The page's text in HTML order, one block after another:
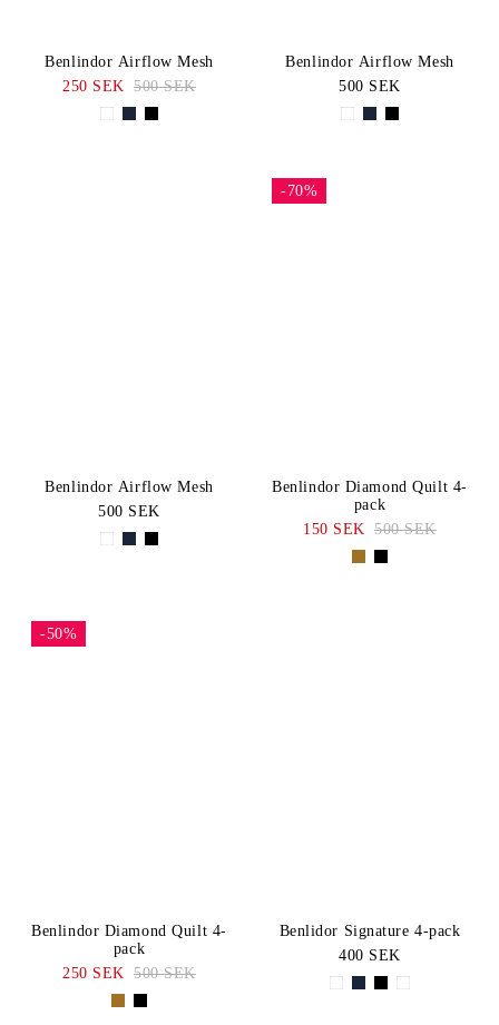
Benlindor Airflow Mesh
250 SEK 500 SEK
Benlindor Airflow Mesh
500 SEK
Benlindor Airflow Mesh
500 SEK
-70%
Benlindor Diamond Quilt 4-
pack
150 SEK 500 SEK
-50%
Benlindor Diamond Quilt 4-
pack
250 SEK 500 SEK
Benlidor Signature 4-pack
400 SEK